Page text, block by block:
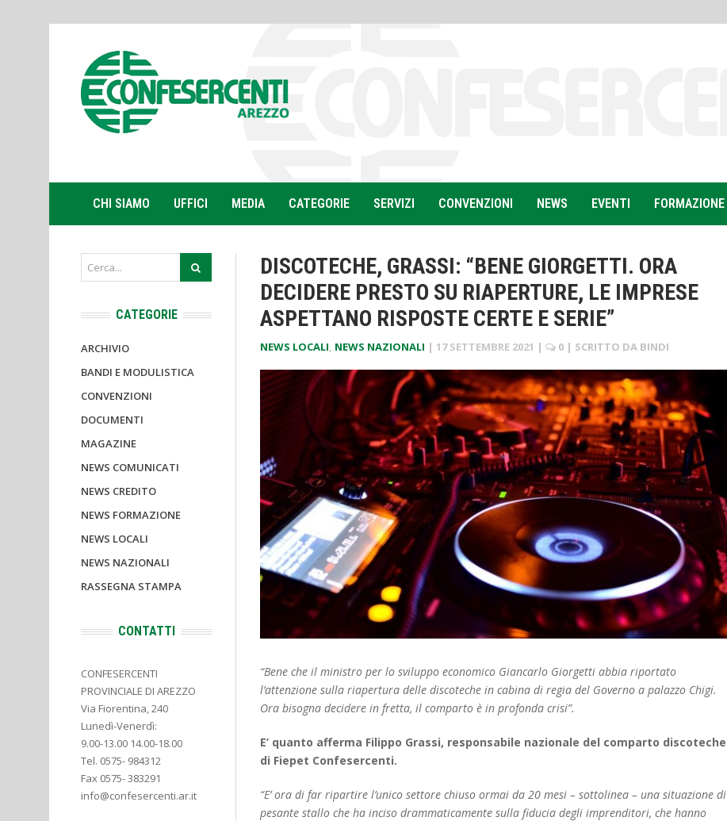
CHI SIAMO UFFICI MEDIA CATEGORIE SERVIZI CONVENZIONI NEWS EVENTI FORMAZIONE
DISCOTECHE, GRASSI: “BENE GIORGETTI. ORA
DECIDERE PRESTO SU RIAPERTURE, LE IMPRESE
ASPETTANO RISPOSTE CERTE E SERIE”
NEWS LOCALI, NEWS NAZIONALI | 17 SETTEMBRE 2021 | 0 | SCRITTO DA BINDI
“Bene che il ministro per lo sviluppo economico Giancarlo Giorgetti abbia riportato
l’attenzione sulla riapertura delle discoteche in cabina di regia del Governo a palazzo Chigi.
Ora bisogna decidere in fretta, il comparto è in profonda crisi”.
E’ quanto afferma Filippo Grassi, responsabile nazionale del comparto discoteche
di Fiepet Confesercenti.
“E’ ora di far ripartire l’unico settore chiuso ormai da 20 mesi – sottolinea – una situazione di
pesante stallo che ha inciso drammaticamente sulla fiducia degli imprenditori, che hanno
CATEGORIE
ARCHIVIO
BANDI E MODULISTICA
CONVENZIONI
DOCUMENTI
MAGAZINE
NEWS COMUNICATI
NEWS CREDITO
NEWS FORMAZIONE
NEWS LOCALI
NEWS NAZIONALI
RASSEGNA STAMPA
CONTATTI
CONFESERCENTI
PROVINCIALE DI AREZZO
Via Fiorentina, 240
Lunedì-Venerdì:
9.00-13.00 14.00-18.00
Tel. 0575- 984312
Fax 0575- 383291
info@confesercenti.ar.it